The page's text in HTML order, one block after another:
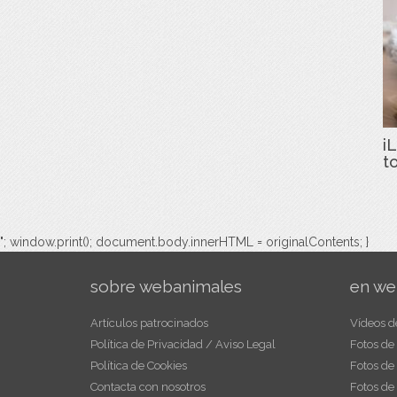
"; window.print(); document.body.innerHTML = originalContents; }
sobre webanimales
Artículos patrocinados
Política de Privacidad / Aviso Legal
Política de Cookies
Contacta con nosotros
en
Vídeos
Fotos
Fotos de
Fotos de